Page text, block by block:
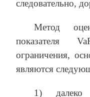
следовательно,
Метод
показателя
ограничения,
являются
1) далеко